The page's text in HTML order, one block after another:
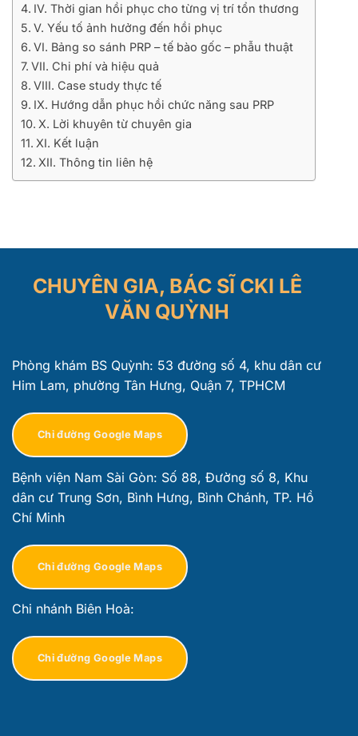
IV. Thời gian hồi phục cho từng vị trí tổn thương
V. Yếu tố ảnh hưởng đến hồi phục
VI. Bảng so sánh PRP – tế bào gốc – phẫu thuật
VII. Chi phí và hiệu quả
VIII. Case study thực tế
IX. Hướng dẫn phục hồi chức năng sau PRP
X. Lời khuyên từ chuyên gia
XI. Kết luận
XII. Thông tin liên hệ
CHUYÊN GIA, BÁC SĨ CKI LÊ
VĂN QUỲNH
Phòng khám BS Quỳnh: 53 đường số 4, khu dân cư
Him Lam, phường Tân Hưng, Quận 7, TPHCM
Chỉ đường Google Maps
Bệnh viện Nam Sài Gòn: Số 88, Đường số 8, Khu
dân cư Trung Sơn, Bình Hưng, Bình Chánh, TP. Hồ
Chí Minh
Chỉ đường Google Maps
Chi nhánh Biên Hoà:
Chỉ đường Google Maps